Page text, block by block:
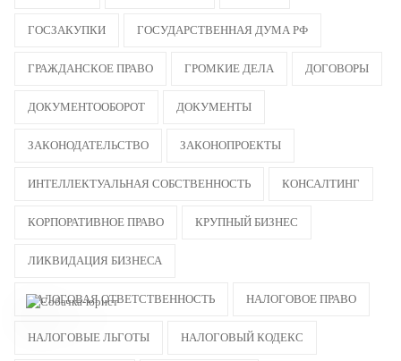
ГОСЗАКУПКИ ГОСУДАРСТВЕННАЯ ДУМА РФ
ГРАЖДАНСКОЕ ПРАВО ГРОМКИЕ ДЕЛА ДОГОВОРЫ
ДОКУМЕНТООБОРОТ ДОКУМЕНТЫ
ЗАКОНОДАТЕЛЬСТВО ЗАКОНОПРОЕКТЫ
ИНТЕЛЛЕКТУАЛЬНАЯ СОБСТВЕННОСТЬ КОНСАЛТИНГ
КОРПОРАТИВНОЕ ПРАВО КРУПНЫЙ БИЗНЕС
ЛИКВИДАЦИЯ БИЗНЕСА
НАЛОГОВАЯ ОТВЕТСТВЕННОСТЬ НАЛОГОВОЕ ПРАВО
НАЛОГОВЫЕ ЛЬГОТЫ НАЛОГОВЫЙ КОДЕКС